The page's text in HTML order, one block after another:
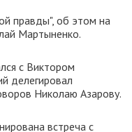
правды", об этом на
Мартыненко.
с Виктором
делегировал
Николаю Азарову.
встреча с